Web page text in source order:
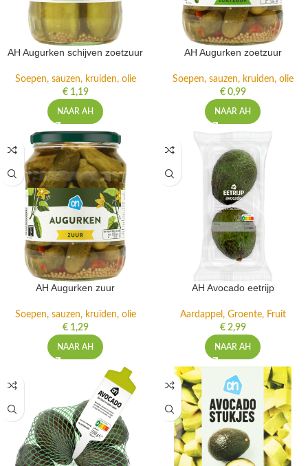
AH Augurken schijven zoetzuur
Soepen, sauzen, kruiden, olie
€1,19
NAAR AH
AH Augurken zoetzuur
Soepen, sauzen, kruiden, olie
€0,99
NAAR AH
AH Augurken zuur
Soepen, sauzen, kruiden, olie
€1,29
NAAR AH
AH Avocado eetrijp
Aardappel, Groente, Fruit
€2,99
NAAR AH